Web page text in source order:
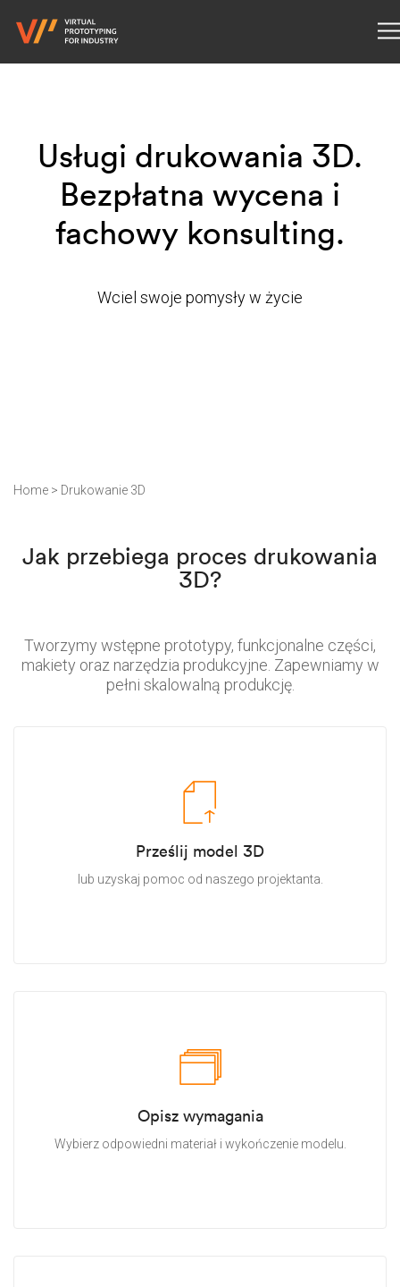
Usługi drukowania 3D.
Bezpłatna wycena i
fachowy konsulting.
Wciel swoje pomysły w życie
Home > Drukowanie 3D
Jak przebiega proces drukowania
3D?
Tworzymy wstępne prototypy, funkcjonalne części,
makiety oraz narzędzia produkcyjne. Zapewniamy w
pełni skalowalną produkcję.
Prześlij model 3D
lub uzyskaj pomoc od naszego projektanta.
Opisz wymagania
Wybierz odpowiedni materiał i wykończenie modelu.